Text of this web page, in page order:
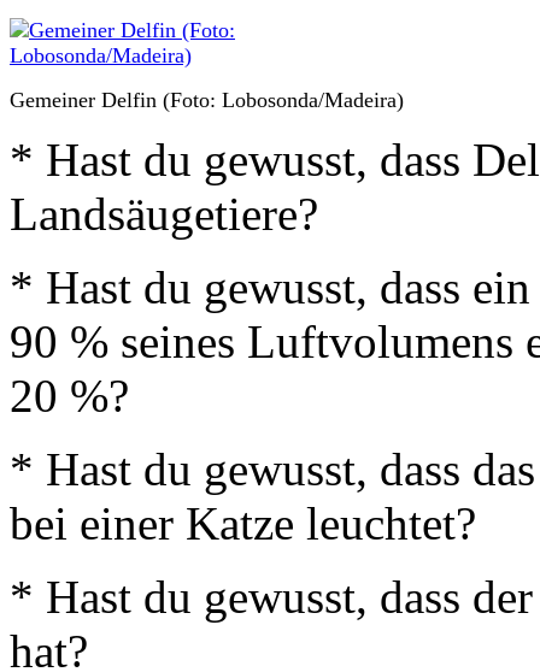
Gemeiner Delfin (Foto: Lobosonda/Madeira)
* Hast du gewusst, dass
Landsäugetiere?
* Hast du gewusst, dass
90 % seines Luftvolumens
20 %?
* Hast du gewusst, dass
bei einer Katze leuchtet?
* Hast du gewusst, dass
hat?